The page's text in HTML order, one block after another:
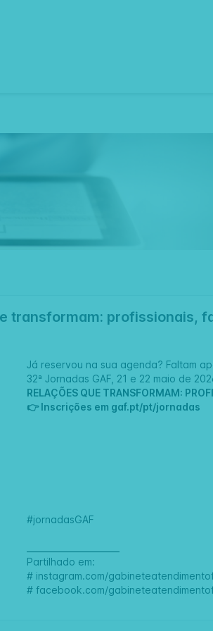
transformam: profissionais,
Já reservou na sua agenda? Faltam
32ª Jornadas GAF, 21 e 22 maio de
RELAÇÕES QUE TRANSFORMAM:
👉 Inscrições em gaf.pt/pt/jornadas
#jornadasGAF
Partilhado em:
# instagram.com/
#facebook.com/